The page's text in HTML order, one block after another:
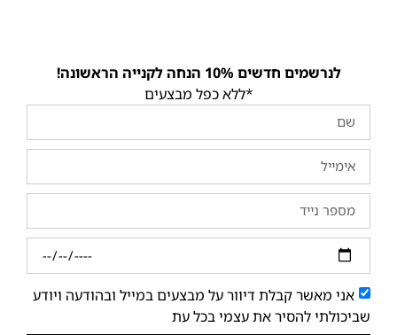
לנרשמים חדשים 10% הנחה לקנייה הראשונה!
*ללא כפל מבצעים
אני מאשר קבלת דיוור על מבצעים במייל ובהודעה ויודע
שביכולתי להסיר את עצמי בכל עת